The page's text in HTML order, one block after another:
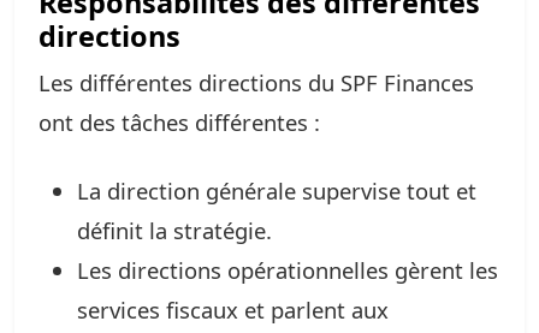
directions
Les différentes directions du SPF Finances
ont des tâches différentes :
La direction générale supervise tout et
définit la stratégie.
Les directions opérationnelles gèrent les
services fiscaux et parlent aux